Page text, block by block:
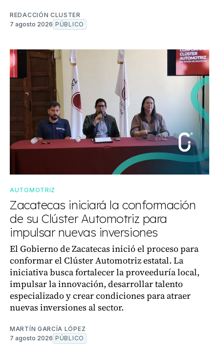
REDACCIÓN CLUSTER
7 agosto 2026 PÚBLICO
AUTOMOTRIZ
Zacatecas iniciará la conformación
de su Clúster Automotriz para
impulsar nuevas inversiones
El Gobierno de Zacatecas inició el proceso para
conformar el Clúster Automotriz estatal. La
iniciativa busca fortalecer la proveeduría local,
impulsar la innovación, desarrollar talento
especializado y crear condiciones para atraer
nuevas inversiones al sector.
MARTÍN GARCÍA LÓPEZ
7 agosto 2026 PÚBLICO